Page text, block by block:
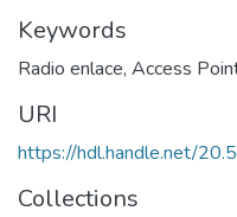
Keywords
Radio enlace, Access
URI
https://hdl.handle.net/
Collections